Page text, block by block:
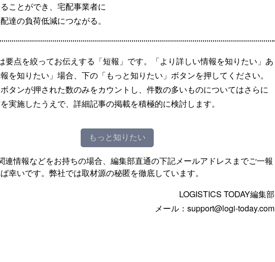
ことができ、宅配事業者に
達の負荷低減につながる。
要点を絞ってお伝えする「短報」です。「より詳しい情報を知りたい」あ
を知りたい」場合、下の「もっと知りたい」ボタンを押してください。
タンが押された数のみをカウントし、件数の多いものについてはさらに
実施したうえで、詳細記事の掲載を積極的に検討します。
もっと知りたい
連情報などをお持ちの場合、編集部直通の下記メールアドレスまでご一報
幸いです。弊社では取材源の秘匿を徹底しています。
LOGISTICS TODAY編集部
メール：support@logi-today.com